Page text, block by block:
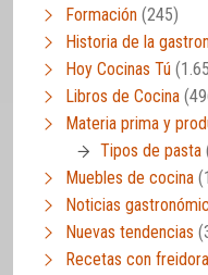
Formación (245)
Historia de la
Hoy Cocinas Tú
Libros de Cocina
Materia prima y
Tipos de pasta
Muebles de cocina
Noticias
Nuevas tendencias
Recetas con